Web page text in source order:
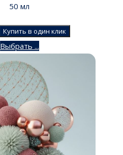
50 мл
Купить в один клик
Выбрать ...